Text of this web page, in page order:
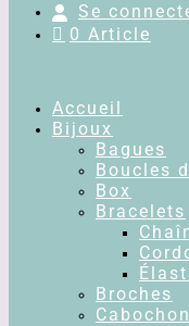
Se
0 Article
Accueil
Bijoux
Bagues
Boucles
Box
Bracelets
Broches